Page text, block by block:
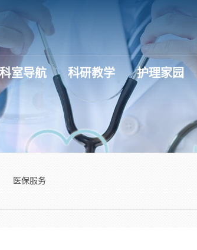
科室导航 科研教学 护理家园
医保服务